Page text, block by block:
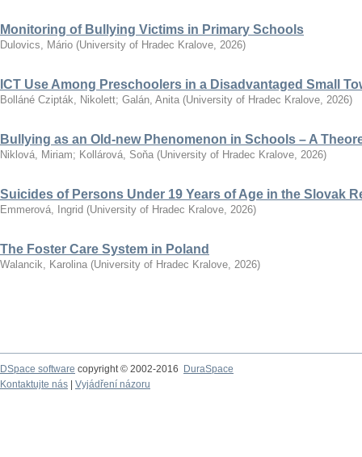
Monitoring of Bullying Victims in Primary Schools
Dulovics, Mário (University of Hradec Kralove, 2026)
ICT Use Among Preschoolers in a Disadvantaged Small
Bolláné Czipták, Nikolett; Galán, Anita (University of Hradec Kralove, 2026)
Bullying as an Old-new Phenomenon in Schools – A
Niklová, Miriam; Kollárová, Soňa (University of Hradec Kralove, 2026)
Suicides of Persons Under 19 Years of Age in the Slovak
Emmerová, Ingrid (University of Hradec Kralove, 2026)
The Foster Care System in Poland
Walancik, Karolina (University of Hradec Kralove, 2026)
DSpace software copyright © 2002-2016
DuraSpace
Kontaktujte nás
Vyjádření názoru